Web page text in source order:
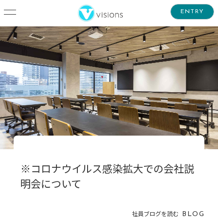
ENTRY
※コロナウイルス感染拡大での会社説
明会について
社員ブログを読む BLOG